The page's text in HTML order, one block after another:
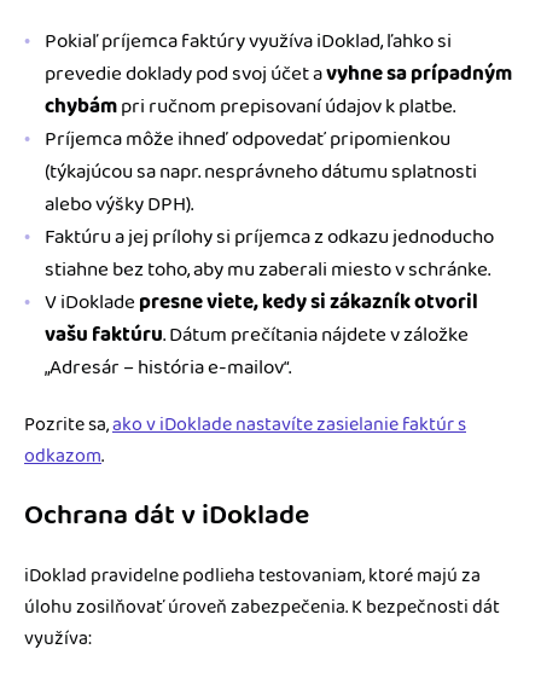
Pokiaľ príjemca faktúry využíva iDoklad, ľahko si
prevedie doklady pod svoj účet avyhne sa prípadným
chybámpri ručnom prepisovaní údajov k platbe.
Príjemca môže ihneď odpovedať pripomienkou
(týkajúcou sa napr. nesprávneho dátumu splatnosti
alebo výšky DPH).
Faktúru a jej prílohy si príjemca z odkazu jednoducho
stiahne bez toho, aby mu zaberali miesto v schránke.
V iDokladepresne viete, kedy si zákazník otvoril
vašu faktúru. Dátum prečítania nájdete v záložke
„Adresár – história e-mailov“.
Pozrite sa,ako v iDoklade nastavíte zasielanie faktúr s
odkazom.
Ochrana dát v iDoklade
iDoklad pravidelne podlieha testovaniam, ktoré majú za
úlohu zosilňovať úroveň zabezpečenia. K bezpečnosti dát
využíva: